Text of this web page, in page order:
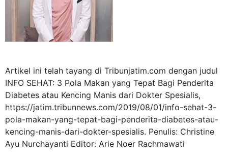
Artikel ini telah tayang di Tribunjatim.com dengan judul
INFO SEHAT: 3 Pola Makan yang Tepat Bagi Penderita
Diabetes atau Kencing Manis dari Dokter Spesialis,
https://jatim.tribunnews.com/2019/08/01/info-sehat-3-
pola-makan-yang-tepat-bagi-penderita-diabetes-atau-
kencing-manis-dari-dokter-spesialis. Penulis: Christine
Ayu Nurchayanti Editor: Arie Noer Rachmawati